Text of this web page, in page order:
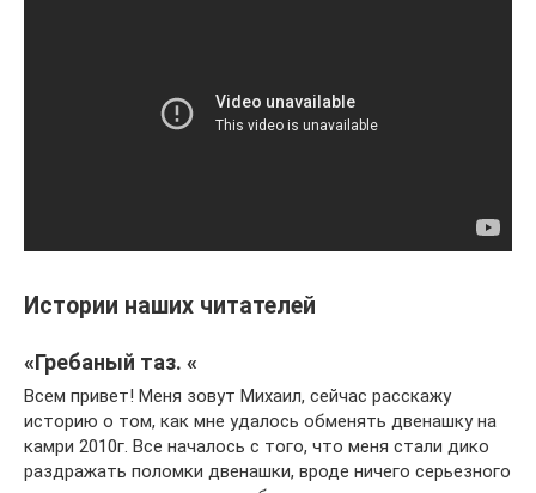
Истории наших читателей
«Гребаный таз. «
Всем привет! Меня зовут Михаил, сейчас расскажу
историю о том, как мне удалось обменять двенашку на
камри 2010г. Все началось с того, что меня стали дико
раздражать поломки двенашки, вроде ничего серьезного